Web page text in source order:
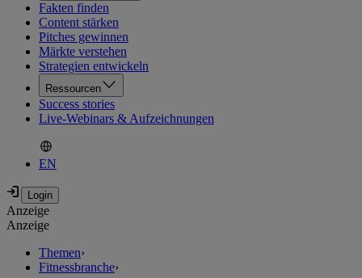
Fakten finden
Content stärken
Pitches gewinnen
Märkte verstehen
Strategien entwickeln
Ressourcen
Success stories
Live-Webinars & Aufzeichnungen
EN
Anzeige
Anzeige
Themen›
Fitnessbranche›